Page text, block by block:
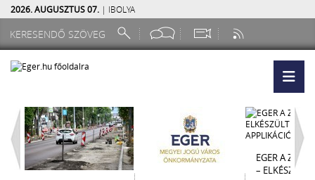
2026. AUGUSZTUS 07. | IBOLYA
EGER A
– ELKÉSZÜLT